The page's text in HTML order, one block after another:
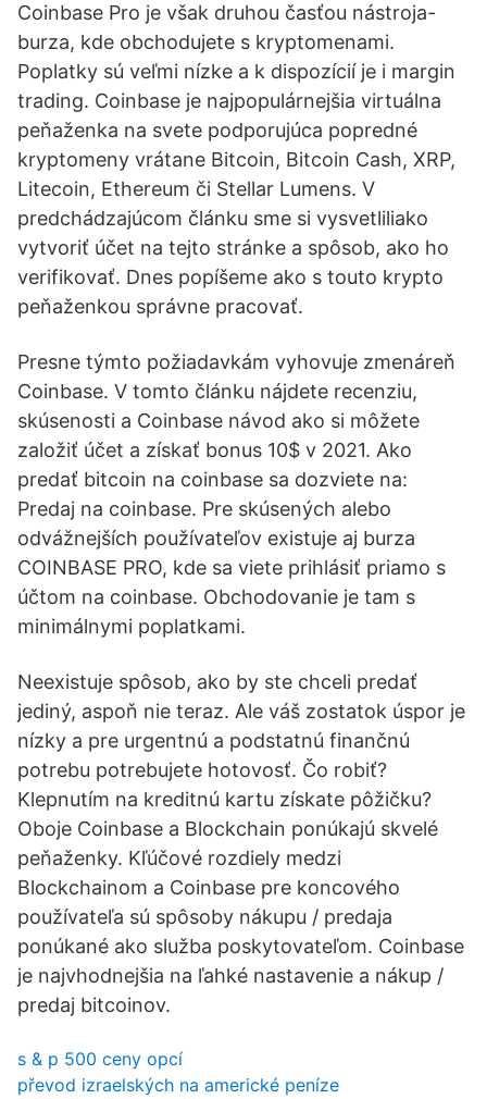
Coinbase Pro je však druhou časťou nástroja-
burza, kde obchodujete s kryptomenami.
Poplatky sú veľmi nízke a k dispozícií je i margin
trading. Coinbase je najpopulárnejšia virtuálna
peňaženka na svete podporujúca popredné
kryptomeny vrátane Bitcoin, Bitcoin Cash, XRP,
Litecoin, Ethereum či Stellar Lumens. V
predchádzajúcom článku sme si vysvetliliako
vytvoriť účet na tejto stránke a spôsob, ako ho
verifikovať. Dnes popíšeme ako s touto krypto
peňaženkou správne pracovať.
Presne týmto požiadavkám vyhovuje zmenáreň
Coinbase. V tomto článku nájdete recenziu,
skúsenosti a Coinbase návod ako si môžete
založiť účet a získať bonus 10$ v 2021. Ako
predať bitcoin na coinbase sa dozviete na:
Predaj na coinbase. Pre skúsených alebo
odvážnejších používateľov existuje aj burza
COINBASE PRO, kde sa viete prihlásiť priamo s
účtom na coinbase. Obchodovanie je tam s
minimálnymi poplatkami.
Neexistuje spôsob, ako by ste chceli predať
jediný, aspoň nie teraz. Ale váš zostatok úspor je
nízky a pre urgentnú a podstatnú finančnú
potrebu potrebujete hotovosť. Čo robiť?
Klepnutím na kreditnú kartu získate pôžičku?
Oboje Coinbase a Blockchain ponúkajú skvelé
peňaženky. Kľúčové rozdiely medzi
Blockchainom a Coinbase pre koncového
používateľa sú spôsoby nákupu / predaja
ponúkané ako služba poskytovateľom. Coinbase
je najvhodnejšia na ľahké nastavenie a nákup /
predaj bitcoinov.
s & p 500 ceny opcí
převod izraelských na americké peníze